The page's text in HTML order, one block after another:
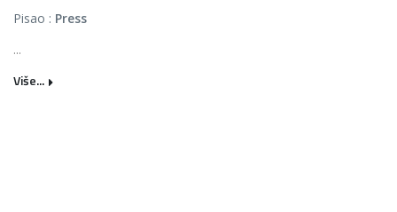
Pisao : Press
...
Više...